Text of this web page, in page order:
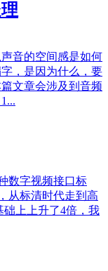
音的空间感是如何
，是因为什么，要
文章会涉及到音频
数字视频接口标
从标清时代走到高
上上升了4倍，我